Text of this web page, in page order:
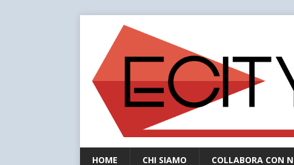
HOME CHI SIAMO COLLABORA CON